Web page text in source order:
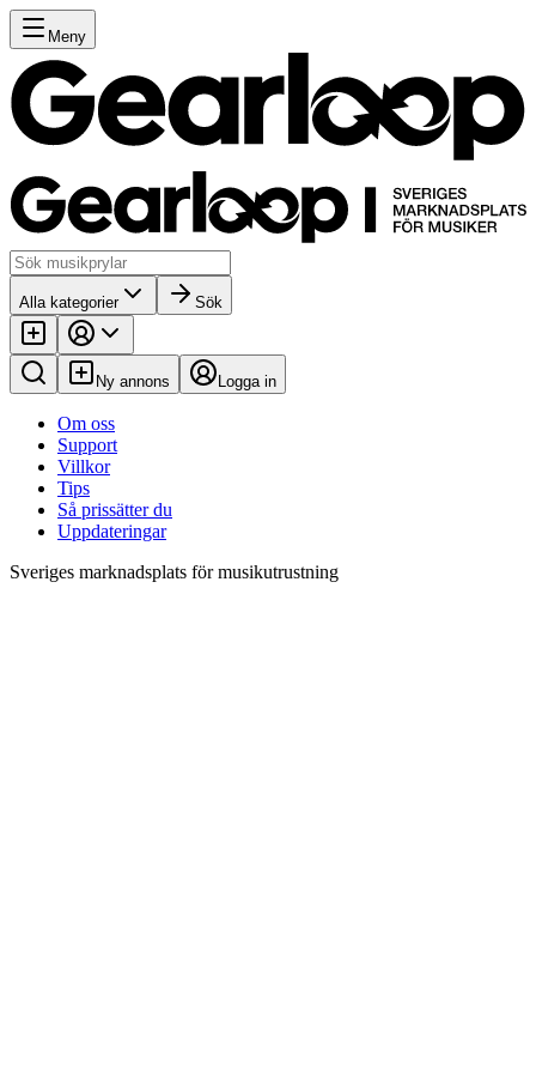
Meny
Alla kategorier Sök
Ny annons Logga in
Om oss
Support
Villkor
Tips
Så prissätter du
Uppdateringar
Sveriges marknadsplats för musikutrustning